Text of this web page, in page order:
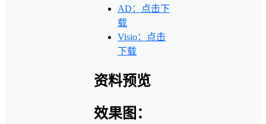
AD：点击下
载
Visio：点击
下载
资料预览
效果图：